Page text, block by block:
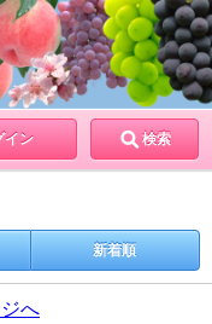
イン 検索
新着順
へ